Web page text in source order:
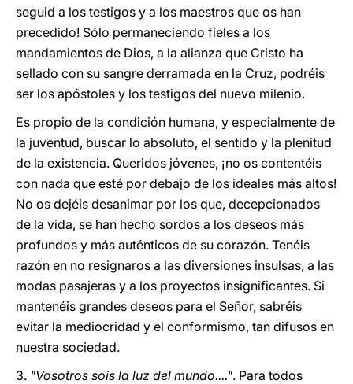
seguid a los testigos y a los maestros que os han
precedido! Sólo permaneciendo fieles a los
mandamientos de Dios, a la alianza que Cristo ha
sellado con su sangre derramada en la Cruz, podréis
ser los apóstoles y los testigos del nuevo milenio.
Es propio de la condición humana, y especialmente de
la juventud, buscar lo absoluto, el sentido y la plenitud
de la existencia. Queridos jóvenes, ¡no os contentéis
con nada que esté por debajo de los ideales más altos!
No os dejéis desanimar por los que, decepcionados
de la vida, se han hecho sordos a los deseos más
profundos y más auténticos de su corazón. Tenéis
razón en no resignaros a las diversiones insulsas, a las
modas pasajeras y a los proyectos insignificantes. Si
mantenéis grandes deseos para el Señor, sabréis
evitar la mediocridad y el conformismo, tan difusos en
nuestra sociedad.
3. "Vosotros sois la luz del mundo....". Para todos